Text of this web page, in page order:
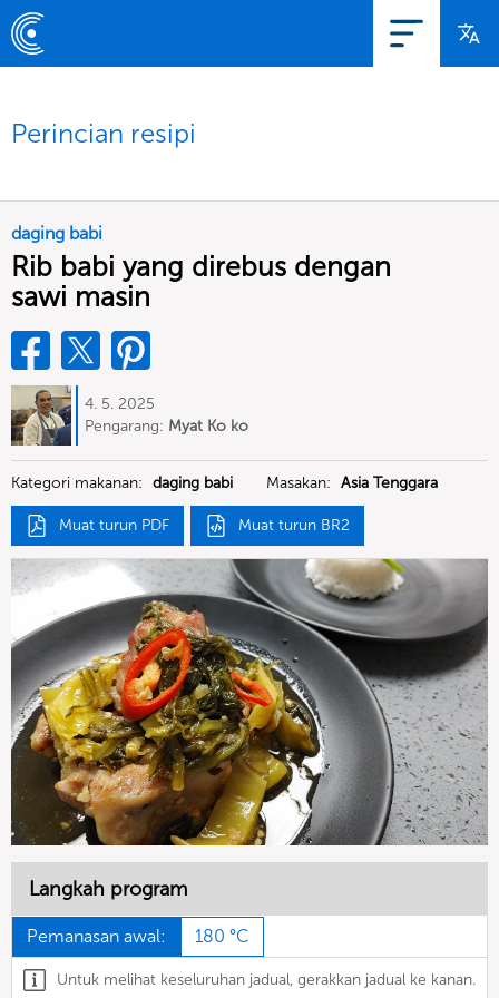
Perincian resipi
daging babi
Rib babi yang direbus dengan
sawi masin
4. 5. 2025
Pengarang: Myat Ko ko
Kategori makanan: daging babi Masakan: Asia Tenggara
Muat turun PDF Muat turun BR2
Langkah program
Pemanasan awal: 180 °C
Untuk melihat keseluruhan jadual, gerakkan jadual ke kanan.